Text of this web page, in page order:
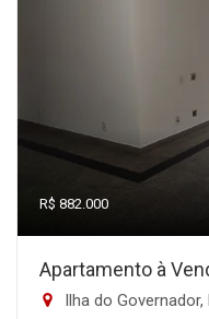
R$ 882.000
Apartamento à
Ilha do